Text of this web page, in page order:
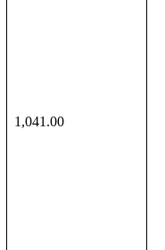
1,041.00